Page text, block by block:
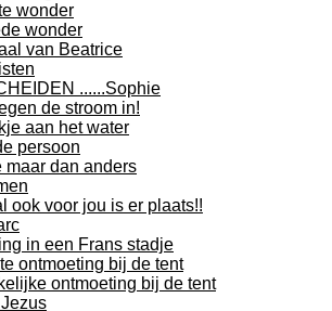
wonder
wonder
van Beatrice
......Sophie
de stroom in!
aan het water
persoon
maar dan anders
ook voor jou is er plaats!!
in een Frans stadje
ontmoeting bij de tent
ontmoeting bij de tent